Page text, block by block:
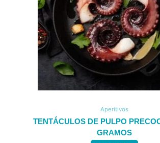
Aperitivos
TENTÁCULOS DE PULPO
GRAMOS